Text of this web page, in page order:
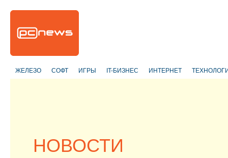
ЖЕЛЕЗО СОФТ ИГРЫ IT-БИЗНЕС ИНТЕРНЕТ
НОВОСТИ